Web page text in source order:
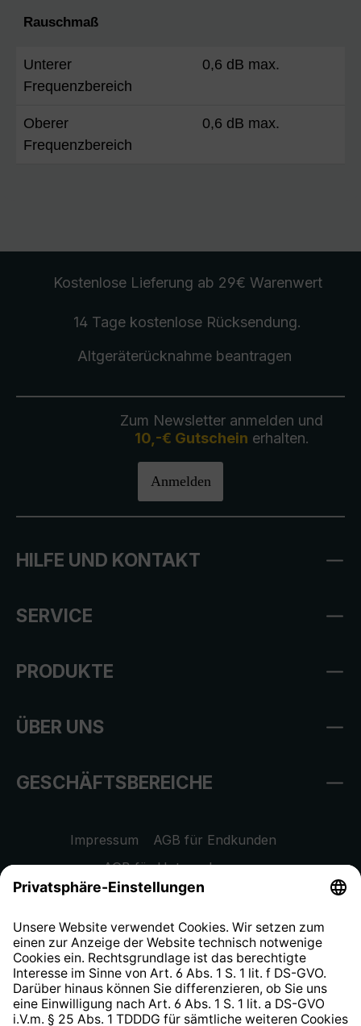
Rauschmaß
Unterer
Frequenzbereich
0,6 dB max.
Oberer
Frequenzbereich
0,6 dB max.
Kostenlose Lieferung ab 29€ Warenwert
14 Tage kostenlose Rücksendung.
Altgeräterücknahmebeantragen
Zum Newsletter anmelden und
10,-€ Gutschein erhalten.
Anmelden
HILFE UND KONTAKT
SERVICE
PRODUKTE
ÜBER UNS
GESCHÄFTSBEREICHE
Impressum
AGB für Endkunden
AGB für Unternehmen
Datenschutzhinweis
Widerrufsrecht
Hinweisgeberschutzsystem
Barrierefreiheit